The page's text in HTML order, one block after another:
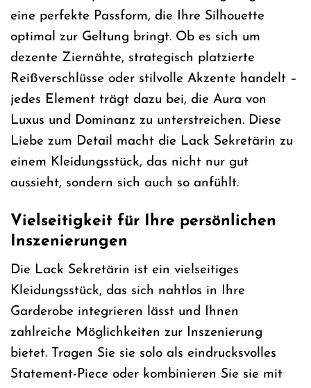
eine perfekte Passform, die Ihre Silhouette
optimal zur Geltung bringt. Ob es sich um
dezente Ziernähte, strategisch platzierte
Reißverschlüsse oder stilvolle Akzente handelt –
jedes Element trägt dazu bei, die Aura von
Luxus und Dominanz zu unterstreichen. Diese
Liebe zum Detail macht die Lack Sekretärin zu
einem Kleidungsstück, das nicht nur gut
aussieht, sondern sich auch so anfühlt.
Vielseitigkeit für Ihre persönlichen
Inszenierungen
Die Lack Sekretärin ist ein vielseitiges
Kleidungsstück, das sich nahtlos in Ihre
Garderobe integrieren lässt und Ihnen
zahlreiche Möglichkeiten zur Inszenierung
bietet. Tragen Sie sie solo als eindrucksvolles
Statement-Piece oder kombinieren Sie sie mit